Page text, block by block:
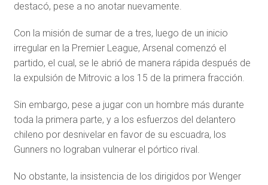
destacó, pese a no anotar nuevamente.
Con la misión de sumar de a tres, luego de un inicio
irregular en la Premier League, Arsenal comenzó el
partido, el cual, se le abrió de manera rápida después de
la expulsión de Mitrovic a los 15 de la primera fracción.
Sin embargo, pese a jugar con un hombre más durante
toda la primera parte, y a los esfuerzos del delantero
chileno por desnivelar en favor de su escuadra, los
Gunners no lograban vulnerar el pórtico rival.
No obstante, la insistencia de los dirigidos por Wenger